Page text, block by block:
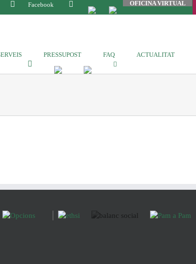
Facebook OFICINA VIRTUAL
PRESSUPOST FAQ ACTUALITAT